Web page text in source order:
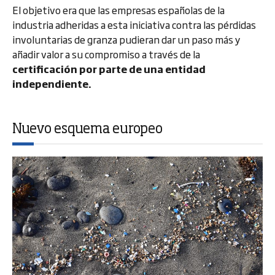
El objetivo era que las empresas españolas de la
industria adheridas a esta iniciativa contra las pérdidas
involuntarias de granza pudieran dar un paso más y
añadir valor a su compromiso a través de la
certificación por parte de una entidad
independiente.
Nuevo esquema europeo